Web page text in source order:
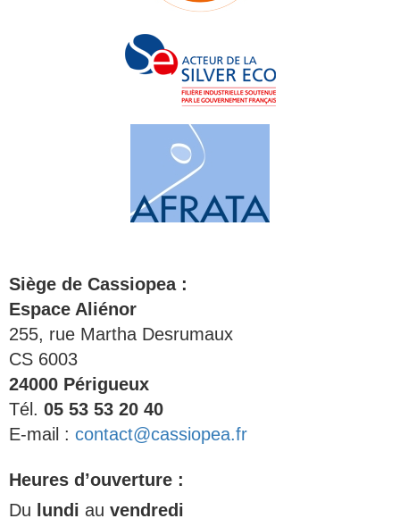
Siège de Cassiopea :
Espace Aliénor
255, rue Martha Desrumaux
CS 6003
24000 Périgueux
Tél. 05 53 53 20 40
E-mail : contact@cassiopea.fr
Heures d’ouverture :
Du
lundi au vendredi